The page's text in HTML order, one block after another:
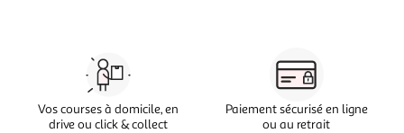
Vos courses à domicile, en
drive ou click & collect
Paiement sécurisé en ligne
ou au retrait